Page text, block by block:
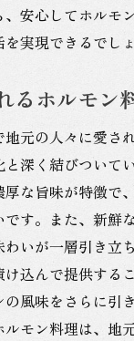
安心してホルモ
実現できるでしょ
るホルモン
元の人々に愛さ
と深く結びついて
厚な旨味が特徴で
です。また、新鮮
わいが一層引き立
込んで提供する
風味をさらに引
モン料理は、地